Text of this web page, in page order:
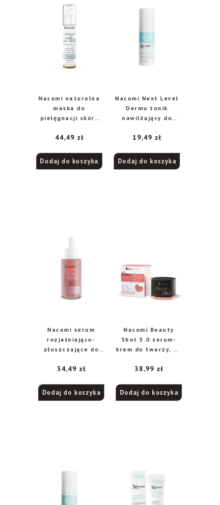
Nacomi naturalna
maska do
pielęgnacji skóry
44,49 zł
Dodaj do koszyka
Nacomi Next Level
Dermo tonik
nawilżający do
wrażliwej, 100 ml
19,49 zł
Dodaj do koszyka
Nacomi serum
rozjaśniająco-
złuszczające do
34,49 zł
Dodaj do koszyka
Nacomi Beauty
Shot 5.0 serum-
krem do twarzy, 30
38,99 zł
Dodaj do koszyka